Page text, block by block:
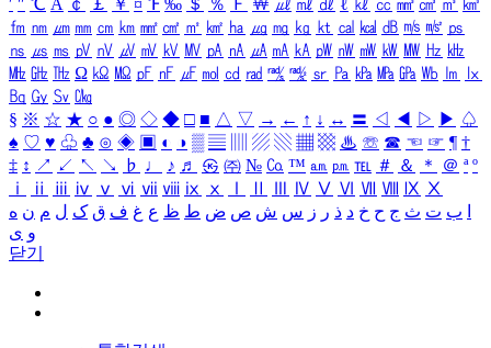
′ ″ ℃ Å ￠ ￡ ￥ ¤ ℉ ‰ ＄ ％ Ｆ ￦ ㎕ ㎖ ㎗ ℓ ㎘ ㏄ ㎣ ㎤ ㎥ ㎦
㎙ ㎚ ㎛ ㎜ ㎝ ㎞ ㎟ ㎠ ㎡ ㎢ ㏊ ㎍ ㎎ ㎏ ㏏ ㎈ ㎉ ㏈ ㎧ ㎨ ㎰
㎱ ㎲ ㎳ ㎴ ㎵ ㎶ ㎷ ㎸ ㎹ ㎀ ㎁ ㎂ ㎃ ㎄ ㎺ ㎻ ㎽ ㎾ ㎿ ㎐ ㎑
㎒ ㎓ ㎔ Ω ㏀ ㏁ ㎊ ㎋ ㎌ ㏖ ㏅ ㎭ ㎮ ㎯ ㏛ ㎩ ㎪ ㎫ ㎬ ㏝ ㏐
㏓
㏃ ㏉ ㏜ ㏆
§ ※ ☆ ★ ○ ● ◎ ◇ ◆ □ ■ △ ▽ → ← ↑ ↓ ↔ 〓 ◁ ◀ ▷ ▶ ♤
♠ ♡ ♥ ♧ ♣ ⊙ ◈ ▣ ◐ ◑ ▒ ▤ ▨ ▧ ▦ ▩ ♨ ☏ ☎ ☜ ☞ ¶ †
‡ ↕ ↗ ↙ ↖ ↘ ♭ ♩ ♪ ♬ ㉿ ㈜ № ㏇ ™ ㏂ ㏘ ℡ ＃ ＆ ＊ ＠ ª º
ⅰ
ⅱ ⅲ ⅳ ⅴ ⅵ ⅶ ⅷ ⅸ ⅹ Ⅳ Ⅴ Ⅵ Ⅶ Ⅷ Ⅸ Ⅹ
ب ت ث ج ح خ د ذ ر ز س ش ص ض ط ظ ع غ ف ق ک ل م ن ه
و ی
닫기